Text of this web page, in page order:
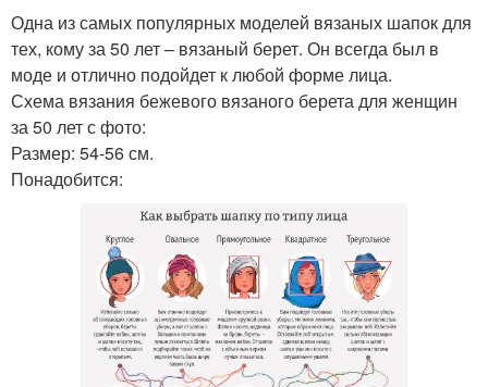
Одна из самых популярных моделей вязаных шапок для
тех, кому за 50 лет – вязаный берет. Он всегда был в
моде и отлично подойдет к любой форме лица.
Схема вязания бежевого вязаного берета для женщин
за 50 лет с фото:
Размер: 54-56 см.
Понадобится: